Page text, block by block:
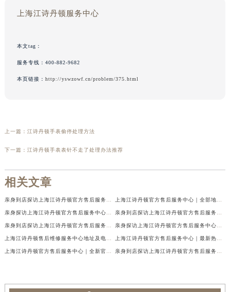
上海江诗丹顿服务中心
本文tag：
服务专线： 400-882-9682
本页链接： http://yswzowf.cn/problem/375.html
上一篇： 江诗丹顿手表偷停处理方法
下一篇： 江诗丹顿手表表针不走了处理办法推荐
相关文章
亲身到店探访上海江诗丹顿官方售后服务中心｜详细地址及售后服务电话（2026年7月最新） 上海江诗丹顿官方售后服务中心｜全部地址与24小时客服电话权威信息公示（2026年7月最新）
亲身探访上海江诗丹顿官方售后服务中心｜最新热线和全部网点地址（2026年7月最新） 亲身到店探访上海江诗丹顿官方售后服务中心｜最新维修地址及官方电话（2026年7月最新）
亲身到店探访上海江诗丹顿官方售后服务中心｜服务热线及门店详细地址（2026年7月最新） 亲身探访上海江诗丹顿官方售后服务中心｜全新地址电话一览（2026年7月最新）
上海江诗丹顿售后维修服务中心地址及电话权威公示（2026年7月最新） 上海江诗丹顿官方售后服务中心｜最新热线及完整维修地址权威信息公示（2026年7月最新）
上海江诗丹顿官方售后服务中心｜全新官方地址及客服热线权威信息公示（2026年7月最新） 亲身到店探访上海江诗丹顿官方售后服务中心｜官方地址及24小时客服电话（2026年7月最新）